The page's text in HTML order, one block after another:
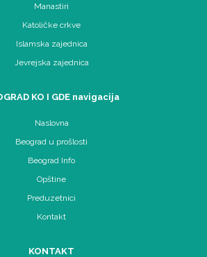
Manastiri
Katoličke crkve
Islamska zajednica
Jevrejska zajednica
KO I GDE navigacija
Naslovna
Beograd u prošlosti
Beograd Info
Opštine
Preduzetnici
Kontakt
KONTAKT